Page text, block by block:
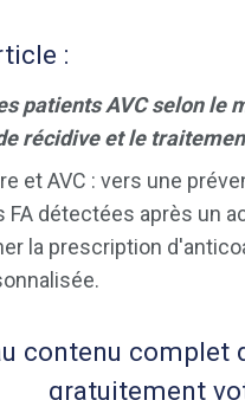
:
patients AVC selon
récidive et le
et AVC : vers une
FA détectées après un
la prescription
contenu
gratuitement